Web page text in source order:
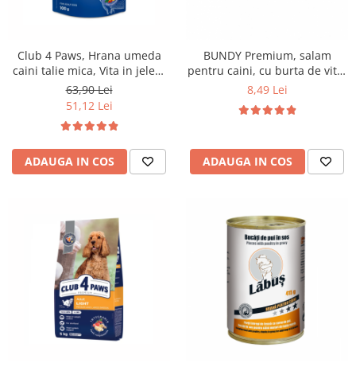
Club 4 Paws, Hrana umeda
caini talie mica, Vita in jeleu,
24x100g
63,90 Lei
51,12 Lei
ADAUGA IN COS
BUNDY Premium, salam
pentru caini, cu burta de vita,
800g
8,49 Lei
ADAUGA IN COS